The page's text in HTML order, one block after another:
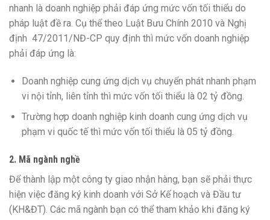
nhanh là doanh nghiệp phải đáp ứng mức vốn tối thiểu do
pháp luật đề ra. Cụ thể theo Luật Bưu Chính 2010 và Nghị
định 47/2011/NĐ-CP quy định thì mức vốn doanh nghiệp
phải đáp ứng là:
Doanh nghiệp cung ứng dịch vụ chuyển phát nhanh phạm
vi nội tỉnh, liên tỉnh thì mức vốn tối thiểu là 02 tỷ đồng.
Trường hợp doanh nghiệp kinh doanh cung ứng dịch vụ
phạm vi quốc tế thì mức vốn tối thiểu là 05 tỷ đồng.
2. Mã ngành nghề
Để thành lập một công ty giao nhận hàng, bạn sẽ phải thực
hiện việc đăng ký kinh doanh với Sở Kế hoạch và Đầu tư
(KH&ĐT). Các mã ngành bạn có thể tham khảo khi đăng ký